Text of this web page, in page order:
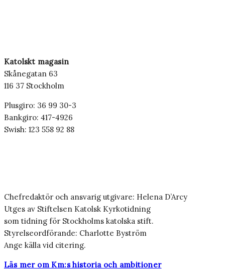
Katolskt magasin
Skånegatan 63
116 37 Stockholm
Plusgiro: 36 99 30-3
Bankgiro: 417-4926
Swish: 123 558 92 88
Chefredaktör och ansvarig utgivare: Helena D’Arcy
Utges av Stiftelsen Katolsk Kyrkotidning
som tidning för Stockholms katolska stift.
Styrelseordförande: Charlotte Byström
Ange källa vid citering.
Läs mer om Km:s historia och ambitioner